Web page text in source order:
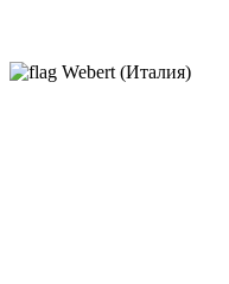
Webert (Италия)